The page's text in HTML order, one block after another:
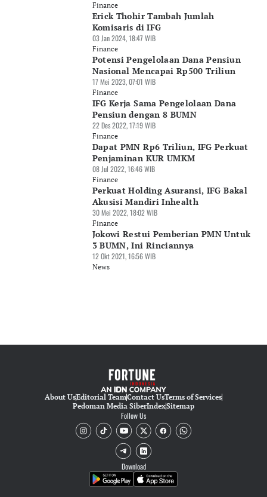
Finance
Erick Thohir Tambah Jumlah
Komisaris di IFG
03 Jan 2024, 18:47 WIB
Finance
Potensi Pengelolaan Dana Pensiun
Nasional Mencapai Rp500 Triliun
17 Mei 2023, 07:01 WIB
Finance
IFG Kerja Sama Pengelolaan Dana
Pensiun dengan 8 BUMN
22 Des 2022, 17:19 WIB
Finance
Dapat PMN Rp6 Triliun, IFG Perkuat
Penjaminan KUR UMKM
08 Jul 2022, 16:46 WIB
Finance
Perkuat Holding Asuransi, IFG Bakal
Akusisi Mandiri Inhealth
30 Mei 2022, 18:02 WIB
Finance
Jokowi Restui Pemberian PMN Untuk
3 BUMN, Ini Rinciannya
12 Okt 2021, 16:56 WIB
News
About UsEditorial TeamContact UsTerms of Services
Pedoman Media SiberIndexSitemap
Follow Us
Download